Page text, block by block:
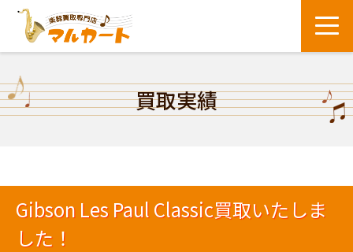
買取実績
Gibson Les Paul Classic買取いたしま
した！